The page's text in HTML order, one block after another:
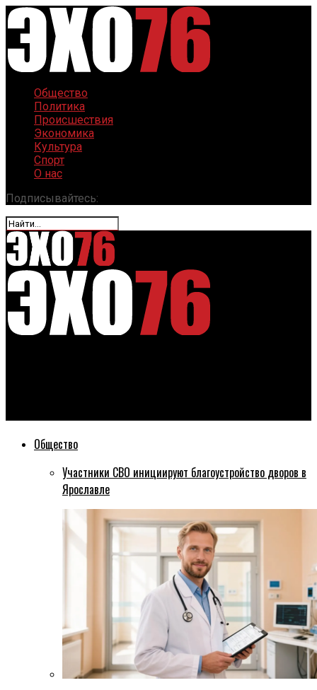
Общество
Политика
Происшествия
Экономика
Культура
Спорт
О нас
Подписывайтесь:
Общество
Участники СВО инициируют благоустройство дворов в
Ярославле